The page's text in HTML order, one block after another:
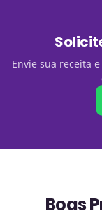
Envie sua receita
Boas